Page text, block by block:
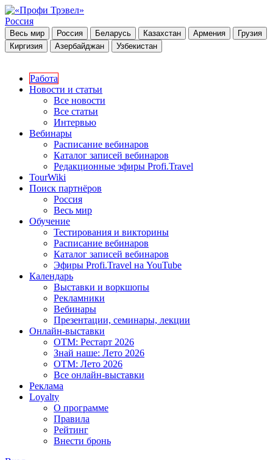
Россия
Весь мир Россия Беларусь Казахстан Армения
Грузия
Киргизия
Азербайджан Узбекистан
Работа
Новости и статьи
Все новости
Все статьи
Интервью
Вебинары
Расписание вебинаров
Каталог записей вебинаров
Редакционные эфиры Profi.Travel
TourWiki
Поиск партнёров
Россия
Весь мир
Обучение
Тестирования и викторины
Расписание вебинаров
Каталог записей вебинаров
Эфиры Profi.Travel на YouTube
Календарь
Выставки и воркшопы
Рекламники
Вебинары
Презентации, семинары, лекции
Онлайн-выставки
OTM: Рестарт 2026
Знай наше: Лето 2026
OTM: Лето 2026
Все онлайн-выставки
Реклама
Loyalty
О программе
Правила
Рейтинг
Внести бронь